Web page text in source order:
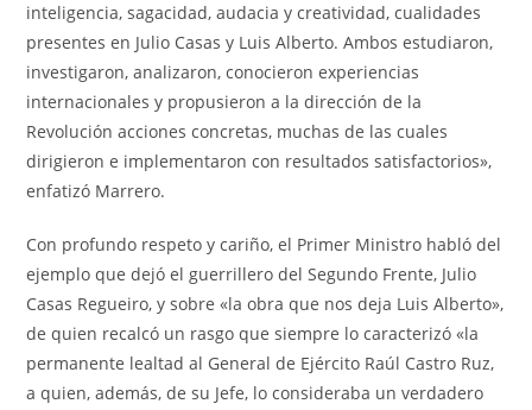
inteligencia, sagacidad, audacia y creatividad, cualidades
presentes en Julio Casas y Luis Alberto. Ambos estudiaron,
investigaron, analizaron, conocieron experiencias
internacionales y propusieron a la dirección de la
Revolución acciones concretas, muchas de las cuales
dirigieron e implementaron con resultados satisfactorios»,
enfatizó Marrero.
Con profundo respeto y cariño, el Primer Ministro habló del
ejemplo que dejó el guerrillero del Segundo Frente, Julio
Casas Regueiro, y sobre «la obra que nos deja Luis Alberto»,
de quien recalcó un rasgo que siempre lo caracterizó «la
permanente lealtad al General de Ejército Raúl Castro Ruz,
a quien, además, de su Jefe, lo consideraba un verdadero